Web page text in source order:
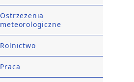
Ostrzeżenia
meteorologiczne
Rolnictwo
Praca